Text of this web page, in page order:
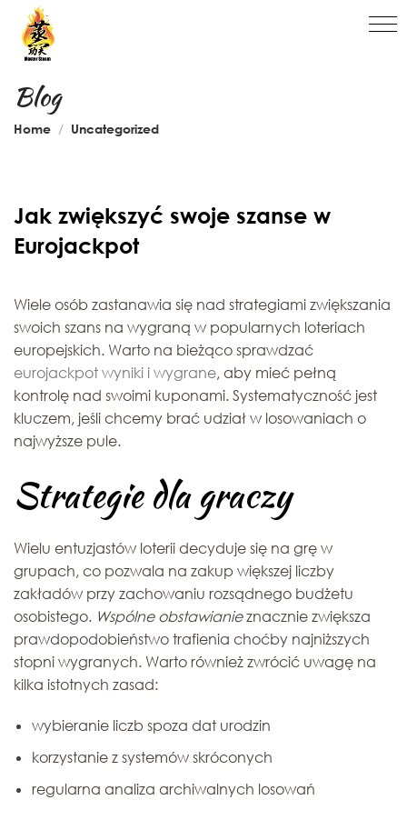
Blog
Home Uncategorized
Jak zwiększyć swoje szanse w
Eurojackpot
Wiele osób zastanawia się nad strategiami zwiększania
swoich szans na wygraną w popularnych loteriach
europejskich. Warto na bieżąco sprawdzać
eurojackpot wyniki i wygrane, aby mieć pełną
kontrolę nad swoimi kuponami. Systematyczność jest
kluczem, jeśli chcemy brać udział w losowaniach o
najwyższe pule.
Strategie dla graczy
Wielu entuzjastów loterii decyduje się na grę w
grupach, co pozwala na zakup większej liczby
zakładów przy zachowaniu rozsądnego budżetu
osobistego. Wspólne obstawianieznacznie zwiększa
prawdopodobieństwo trafienia choćby najniższych
stopni wygranych. Warto również zwrócić uwagę na
kilka istotnych zasad:
wybieranie liczb spoza dat urodzin
korzystanie z systemów skróconych
regularna analiza archiwalnych losowań